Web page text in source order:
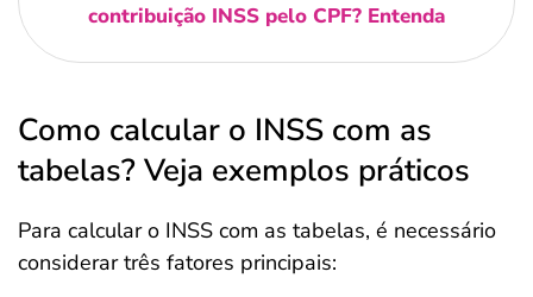
contribuição INSS pelo CPF? Entenda
Como calcular o INSS com as
tabelas? Veja exemplos práticos
Para calcular o INSS com as tabelas, é necessário
considerar três fatores principais: